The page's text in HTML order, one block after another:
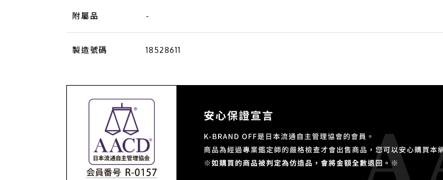
附屬品 -
製造號碼 18528611